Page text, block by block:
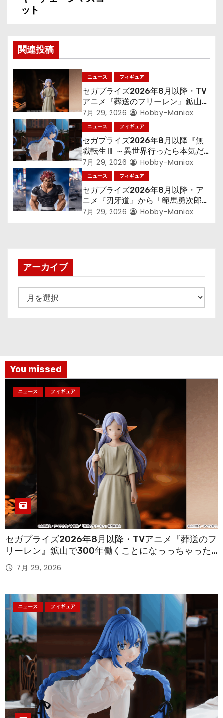
ゲ
ー
シ
ョ
ン
ット
関連投稿
ニュース フィギュア
セガプライズ2026年8月以降・TV
アニメ『葬送のフリーレン』鉱山で
300年働くことになっっちゃった
「フリーレン」を立体化！
7月 29, 2026 Hobby-Maniax
ニュース フィギュア
セガプライズ2026年8月以降『無
職転生Ⅲ ～異世界行ったら本気だ
す～』から「ロキシー」のフィギュ
アが登場！
7月 29, 2026 Hobby-Maniax
ニュース フィギュア
セガプライズ2026年8月以降・ア
ニメ『刃牙道』から「範馬勇次郎」
が登場ッッ!!
7月 29, 2026 Hobby-Maniax
アーカイブ
ー
You missed
ニュース フィギュア
セガプライズ2026年8月以降・TVアニメ『葬送のフ
リーレン』鉱山で300年働くことになっっちゃった
「フリーレン」を立体化！
7月 29, 2026
ニュース フィギュア